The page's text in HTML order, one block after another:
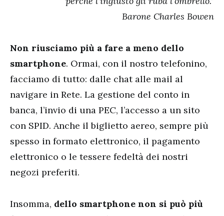
Barone Charles Bowen
Non riusciamo più a fare a meno dello
smartphone. Ormai, con il nostro telefonino,
facciamo di tutto: dalle chat alle mail al
navigare in Rete. La gestione del conto in
banca, l’invio di una PEC, l’accesso a un sito
con SPID. Anche il biglietto aereo, sempre più
spesso in formato elettronico, il pagamento
elettronico o le tessere fedeltà dei nostri
negozi preferiti.
Insomma, dello smartphone non si può più